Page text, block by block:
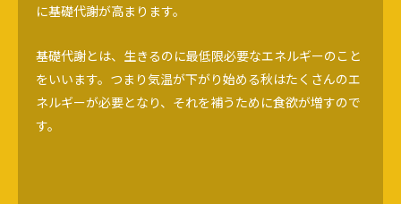
に基礎代謝が高まります。
基礎代謝とは、生きるのに最低限必要なエネルギーのこと
をいいます。つまり気温が下がり始める秋はたくさんのエ
ネルギーが必要となり、それを補うために食欲が増すので
す。